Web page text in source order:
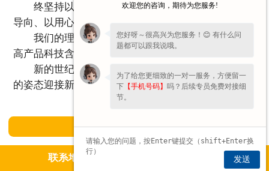
终坚持以质量为生命、以管理为根本、以市场为
导向、以用心服务的经营理念赢得市场！
我们的理想是团结、奉献、务实的工作作风，提
高产品科技含金量，确保每一位用户都心满意足！
新的世纪，公司总经理梁艳振将携全体员工以新
的姿态迎接新的挑战！
咨询热线：18613741319
联系地址：新乡市平原新区马井开发区
欢迎您的咨询，期待为您服务!
您好呀～很高兴为您服务！😊 有什么问
题都可以跟我说哦。
为了给您更细致的一对一服务，方便留一
下 【手机号码】 吗？后续专员免费对接细
节。
发送